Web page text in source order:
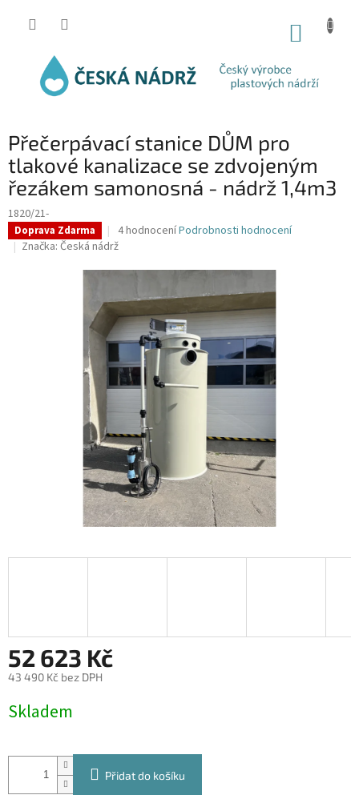
Přečerpávací stanice DŮM pro
tlakové kanalizace se zdvojeným
řezákem samonosná - nádrž 1,4m3
1820/21-
Doprava Zdarma
Průměrné
hodnocení
je
z
5
hvězdiček.
4 hodnoceníPodrobnosti hodnocení
Značka: Česká nádrž
52 623 Kč
43 490 Kč bez DPH
cena:
Skladem
Přidat do košíku